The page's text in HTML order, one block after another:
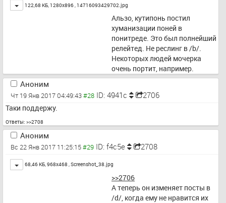
Toggle
122,68 КБ, 1280x896 , 14716093429702.jpg
Альзо, кутипонь постил
хуманизации поней в
понитреде. Это был полнейший
релейтед. Не реслинг в /b/.
Некоторых людей мочерка
очень портит, например.
Аноним
Чт 19 Янв 2017 04:49:43 ID: 4941c 2706
Таки поддержу.
Ответы: >>2708
Аноним
Вс 22 Янв 2017 11:25:15 ID: f4c5e 2708
Toggle
68,46 КБ, 968x468 ,Screenshot_38.jpg
>>2706
А теперь он изменяет посты в
/d/, когда ему не нравится их